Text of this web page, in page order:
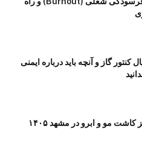
کنتور گاز و آنچه باید درباره ایمنی
کاشت مو و ابرو در مشهد ۱۴۰۵